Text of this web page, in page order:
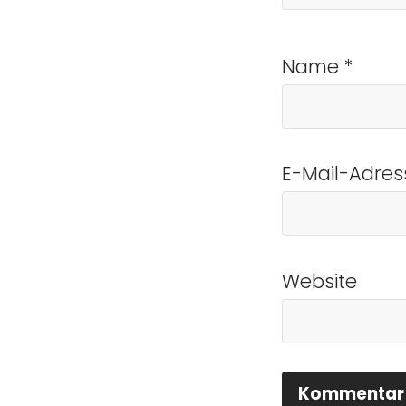
Name *
E-Mail-
Website